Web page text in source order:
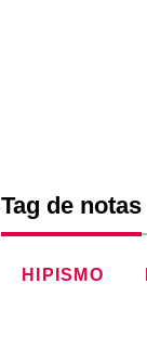
Tag de notas
HIPISMO